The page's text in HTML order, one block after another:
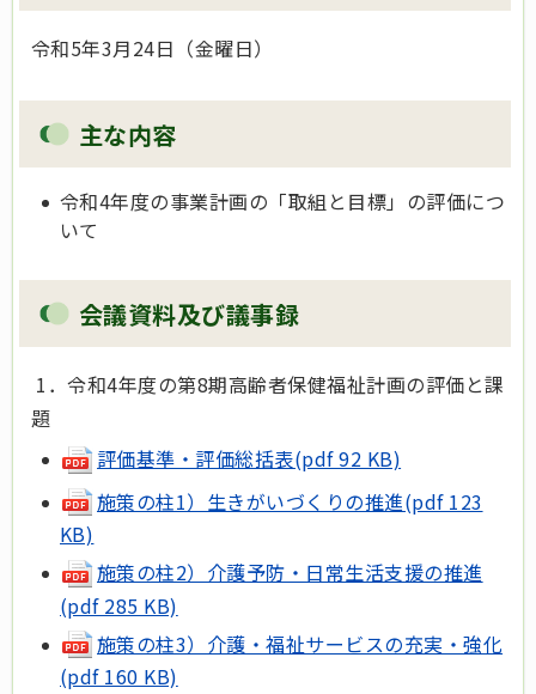
令和5年3月24日（金曜日）
主な内容
令和4年度の事業計画の「取組と目標」の評価につ
いて
会議資料及び議事録
1．令和4年度の第8期高齢者保健福祉計画の評価と課
題
評価基準・評価総括表(pdf 92 KB)
施策の柱1）生きがいづくりの推進(pdf 123
KB)
施策の柱2）介護予防・日常生活支援の推進
(pdf 285 KB)
施策の柱3）介護・福祉サービスの充実・強化
(pdf 160 KB)